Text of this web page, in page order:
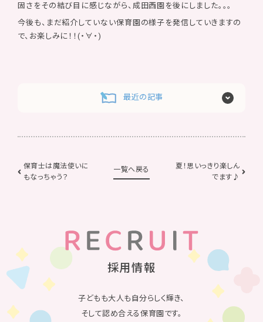
固さをその結び目に感じながら、成田西園を後にしました。。。
今後も、まだ紹介していない保育園の様子を発信していきますの
で、お楽しみに！！(・∀・)
最近の記事
保育士は魔法使いに
もなっちゃう？
一覧へ戻る
夏！思いっきり楽しん
でます♪
採用情報
子どもも大人も自分らしく輝き、
そして認め合える保育園です。